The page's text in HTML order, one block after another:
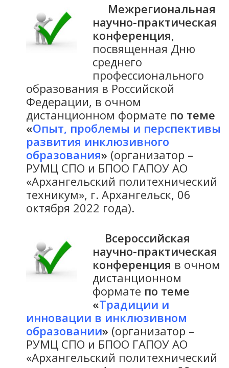
Межрегиональная
научно-практическая
конференция,
посвященная Дню
среднего
профессионального
образования в Российской
Федерации, в очном
дистанционном формате по теме
«Опыт, проблемы и перспективы
развития инклюзивного
образования» (организатор –
РУМЦ СПО и БПОО ГАПОУ АО
«Архангельский политехнический
техникум», г. Архангельск, 06
октября 2022 года).
Всероссийская
научно-практическая
конференция в очном
дистанционном
формате по теме
«Традиции и
инновации в инклюзивном
образовании» (организатор –
РУМЦ СПО и БПОО ГАПОУ АО
«Архангельский политехнический